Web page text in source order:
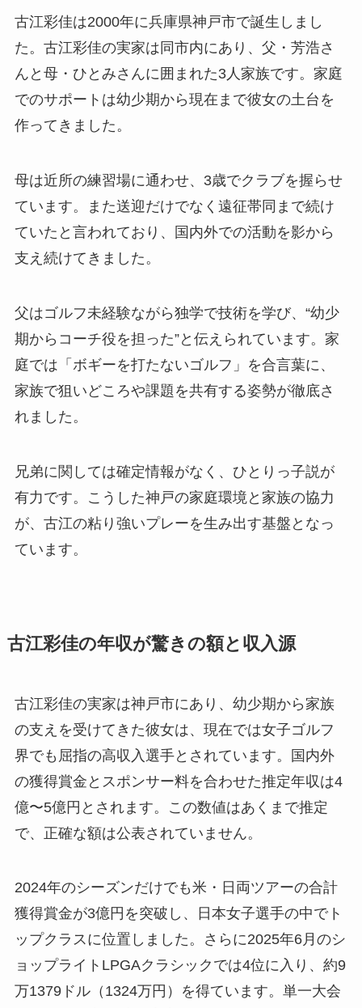
古江彩佳は2000年に兵庫県神戸市で誕生しまし
た。古江彩佳の実家は同市内にあり、父・芳浩さ
んと母・ひとみさんに囲まれた3人家族です。家庭
でのサポートは幼少期から現在まで彼女の土台を
作ってきました。
母は近所の練習場に通わせ、3歳でクラブを握らせ
ています。また送迎だけでなく遠征帯同まで続け
ていたと言われており、国内外での活動を影から
支え続けてきました。
父はゴルフ未経験ながら独学で技術を学び、“幼少
期からコーチ役を担った”と伝えられています。家
庭では「ボギーを打たないゴルフ」を合言葉に、
家族で狙いどころや課題を共有する姿勢が徹底さ
れました。
兄弟に関しては確定情報がなく、ひとりっ子説が
有力です。こうした神戸の家庭環境と家族の協力
が、古江の粘り強いプレーを生み出す基盤となっ
ています。
古江彩佳の年収が驚きの額と収入源
古江彩佳の実家は神戸市にあり、幼少期から家族
の支えを受けてきた彼女は、現在では女子ゴルフ
界でも屈指の高収入選手とされています。国内外
の獲得賞金とスポンサー料を合わせた推定年収は4
億〜5億円とされます。この数値はあくまで推定
で、正確な額は公表されていません。
2024年のシーズンだけでも米・日両ツアーの合計
獲得賞金が3億円を突破し、日本女子選手の中でト
ップクラスに位置しました。さらに2025年6月のシ
ョップライトLPGAクラシックでは4位に入り、約9
万1379ドル（1324万円）を得ています。単一大会